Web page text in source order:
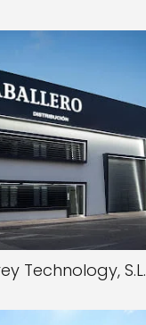
Technology, S.L.